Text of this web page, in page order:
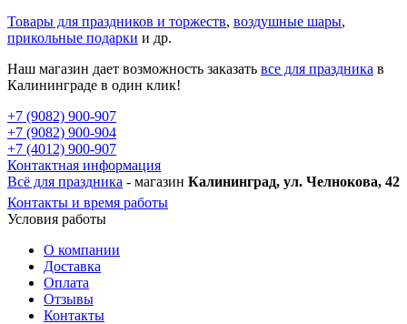
Товары для праздников и торжеств, воздушные шары,
прикольные подарки и др.
Наш магазин дает возможность заказать все для праздника в
Калининграде в один клик!
+7 (9082) 900-907
+7 (9082) 900-904
+7 (4012) 900-907
Контактная информация
Всё для праздника - магазин Калининград, ул. Челнокова, 42
Контакты и время работы
Условия работы
О компании
Доставка
Оплата
Отзывы
Контакты